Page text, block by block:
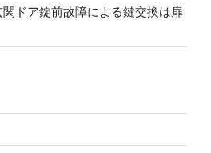
ドア錠前故障による鍵交換は扉